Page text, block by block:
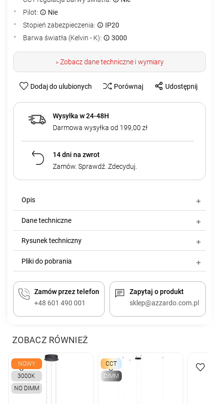
Pilot:
Nie
Stopień zabezpieczenia:
IP20
Barwa światła (Kelvin - K):
3000
>Zobacz dane techniczne i wymiary
Dodaj do ulubionych Porównaj Udostępnij
Wysyłka w 24-48H
Darmowa wysyłka od 199,00 zł
14 dni na zwrot
Zamów. Sprawdź. Zdecyduj.
Opis
Dane techniczne
Rysunek techniczny
Pliki do pobrania
Zamów przez telefon
+48 601 490 001
Zapytaj o produkt
sklep@azzardo.com.pl
ZOBACZ RÓWNIEŻ
NOWY
3000K
NO DIMM
CCT
DIMM